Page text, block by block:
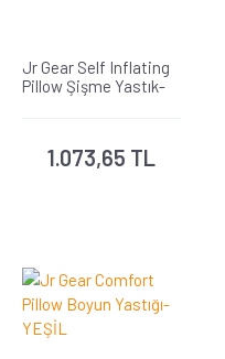
Jr Gear Self Inflating
Pillow Şişme Yastık-
1.073,65 TL